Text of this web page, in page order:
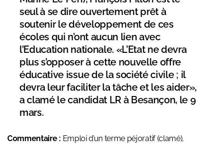
seul à se dire ouvertement prêt à
soutenir le développement de ces
écoles qui n’ont aucun lien avec
l’Education nationale. «L’Etat ne devra
plus s’opposer à cette nouvelle offre
éducative issue de la société civile ; il
devra leur faciliter la tâche et les aider»,
a clamé le candidat LR à Besançon, le 9
mars.
Commentaire : Emploi d’un terme péjoratif (clamé),